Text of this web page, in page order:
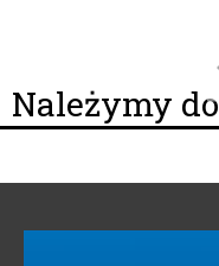
Należymy do